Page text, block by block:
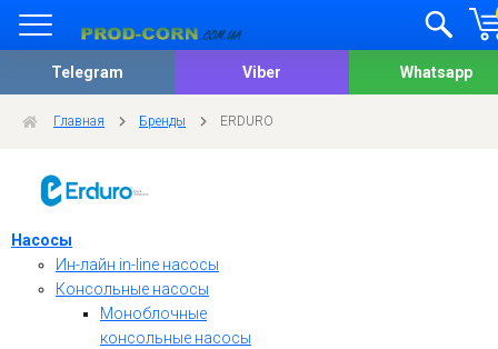
Telegram Viber Whatsapp
Главная Бренды ERDURO
Насосы
Ин-лайн in-line насосы
Консольные насосы
Моноблочные
консольные насосы